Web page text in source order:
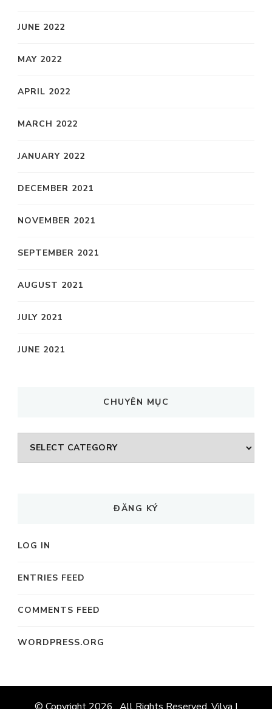
JUNE 2022
MAY 2022
APRIL 2022
MARCH 2022
JANUARY 2022
DECEMBER 2021
NOVEMBER 2021
SEPTEMBER 2021
AUGUST 2021
JULY 2021
JUNE 2021
CHUYÊN MỤC
CHUYÊN
MỤC
ĐĂNG KÝ
LOG IN
ENTRIES FEED
COMMENTS FEED
WORDPRESS.ORG
© Copyright 2026 . All Rights Reserved. Vilva |